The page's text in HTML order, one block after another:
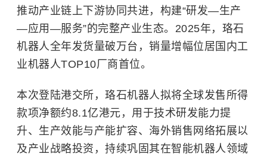
推动产业链上下游协同共进，构建“研发—生产
—应用—服务”的完整产业生态。2025年，珞石
机器人全年发货量破万台，销量增幅位居国内工
业机器人TOP10厂商首位。
本次登陆港交所，珞石机器人拟将全球发售所得
款项净额约8.1亿港元，用于技术研发能力提
升、生产效能与产能扩容、海外销售网络拓展以
及产业战略投资，持续巩固其在智能机器人领域